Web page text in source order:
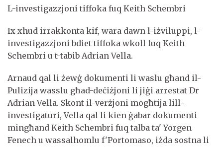
L-investigazzjoni tiffoka fuq Keith Schembri
Ix-xhud irrakkonta kif, wara dawn l-iżviluppi, l-
investigazzjoni bdiet tiffoka wkoll fuq Keith
Schembri u t-tabib Adrian Vella.
Arnaud qal li żewġ dokumenti li waslu għand il-
Pulizija wasslu għad-deċiżjoni li jiġi arrestat Dr
Adrian Vella. Skont il-verżjoni mogħtija lill-
investigaturi, Vella qal li kien ġabar dokumenti
mingħand Keith Schembri fuq talba ta' Yorgen
Fenech u wassalhomlu f'Portomaso, iżda sostna li